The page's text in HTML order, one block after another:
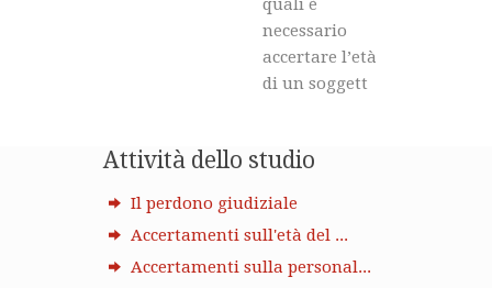
quali è
necessario
accertare l’età
di un soggett
Attività dello studio
Il perdono giudiziale
Accertamenti sull'età del ...
Accertamenti sulla personal...